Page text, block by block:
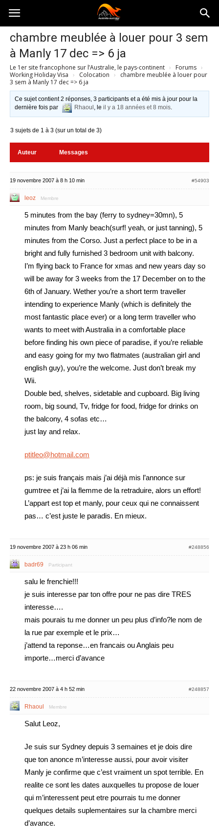
Australia-
australie.com
chambre meublée à louer pour 3 sem
à Manly 17 dec => 6 ja
Le 1er site francophone sur l’Australie, le pays-continent › Forums ›
Working Holiday Visa › Colocation ›
chambre meublée à louer pour
3 sem à Manly 17 dec => 6 ja
Ce sujet contient 2 réponses, 3 participants et a été mis à jour pour la
dernière fois par
Rhaoul , leil y a 18 années et 8 mois.
3 sujets de 1 à 3 (sur un total de 3)
Auteur Messages
19 novembre 2007 à 8 h 10 min #54903
leoz Membre
5 minutes from the bay (ferry to sydney=30mn), 5
minutes from Manly beach(surf! yeah, or just tanning), 5
minutes from the Corso. Just a perfect place to be in a
bright and fully furnished 3 bedroom unit with balcony.
I’m flying back to France for xmas and new years day so
will be away for 3 weeks from the 17 December on to the
6th of January. Wether you’re a short term traveller
intending to experience Manly (which is definitely the
most fantastic place ever) or a long term traveller who
wants to meet with Australia in a comfortable place
before finding his own piece of paradise, if you’re reliable
and easy going for my two flatmates (australian girl and
english guy), you’re the welcome. Just don’t break my
Wii.
Double bed, shelves, sidetable and cupboard. Big living
room, big sound, Tv, fridge for food, fridge for drinks on
the balcony, 4 sofas etc…
just lay and relax.
ptitleo@hotmail.com
ps: je suis français mais j’ai déjà mis l’annonce sur
gumtree et j’ai la flemme de la retraduire, alors un effort!
L’appart est top et manly, pour ceux qui ne connaissent
pas… c’est juste le paradis. En mieux.
19 novembre 2007 à 23 h 06 min #248856
badr69 Participant
salu le frenchie!!!
je suis interesse par ton offre pour ne pas dire TRES
interesse….
mais pourais tu me donner un peu plus d’info?le nom de
la rue par exemple et le prix…
j’attend ta reponse…en francais ou Anglais peu
importe…merci d’avance
22 novembre 2007 à 4 h 52 min #248857
Rhaoul Membre
Salut Leoz,
Je suis sur Sydney depuis 3 semaines et je dois dire
que ton anonce m’interesse aussi, pour avoir visiter
Manly je confirme que c’est vraiment un spot terrible. En
realite ce sont les dates auxquelles tu propose de louer
qui m’interessent peut etre pourrais tu me donner
quelques details suplementaires sur la chambre merci
d’avance.